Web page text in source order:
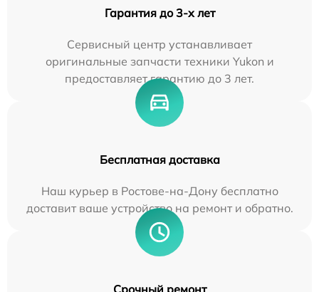
Гарантия до 3-х лет
Сервисный центр устанавливает
оригинальные запчасти техники Yukon и
предоставляет гарантию до 3 лет.
Бесплатная доставка
Наш курьер в Ростове-на-Дону бесплатно
доставит ваше устройство на ремонт и обратно.
Срочный ремонт